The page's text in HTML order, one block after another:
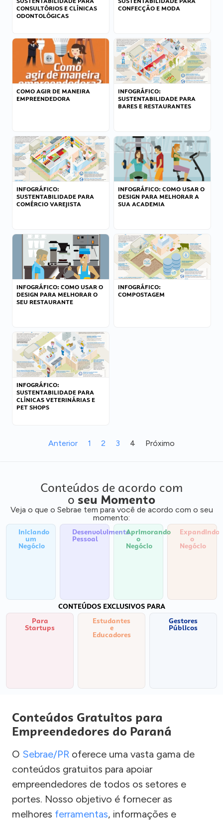
CONSULTÓRIOS E CLÍNICAS
ODONTOLÓGICAS
CONFECÇÃO E MODA
COMO AGIR DE MANEIRA
EMPREENDEDORA
INFOGRÁFICO:
SUSTENTABILIDADE PARA
BARES E RESTAURANTES
INFOGRÁFICO:
SUSTENTABILIDADE PARA
COMÉRCIO VAREJISTA
INFOGRÁFICO: COMO USAR O
DESIGN PARA MELHORAR A
SUA ACADEMIA
INFOGRÁFICO: COMO USAR O
DESIGN PARA MELHORAR O
SEU RESTAURANTE
INFOGRÁFICO:
COMPOSTAGEM
INFOGRÁFICO:
SUSTENTABILIDADE PARA
CLÍNICAS VETERINÁRIAS E
PET SHOPS
Anterior 1 2 3 4 Próximo
Conteúdos de acordo com
o seu Momento
Veja o que o Sebrae tem para você de acordo com o seu
momento:
Iniciando
um
Negócio
Desenvolvimento
Pessoal
Aprimorando
o
Negócio
Expandindo
o
Negócio
CONTEÚDOS EXCLUSIVOS PARA
Para
Startups
Estudantes
e
Educadores
Gestores
Públicos
Conteúdos Gratuitos para
Empreendedores do Paraná
O Sebrae/PR oferece uma vasta gama de
conteúdos gratuitos para apoiar
empreendedores de todos os setores e
portes. Nosso objetivo é fornecer as
melhores ferramentas, informações e